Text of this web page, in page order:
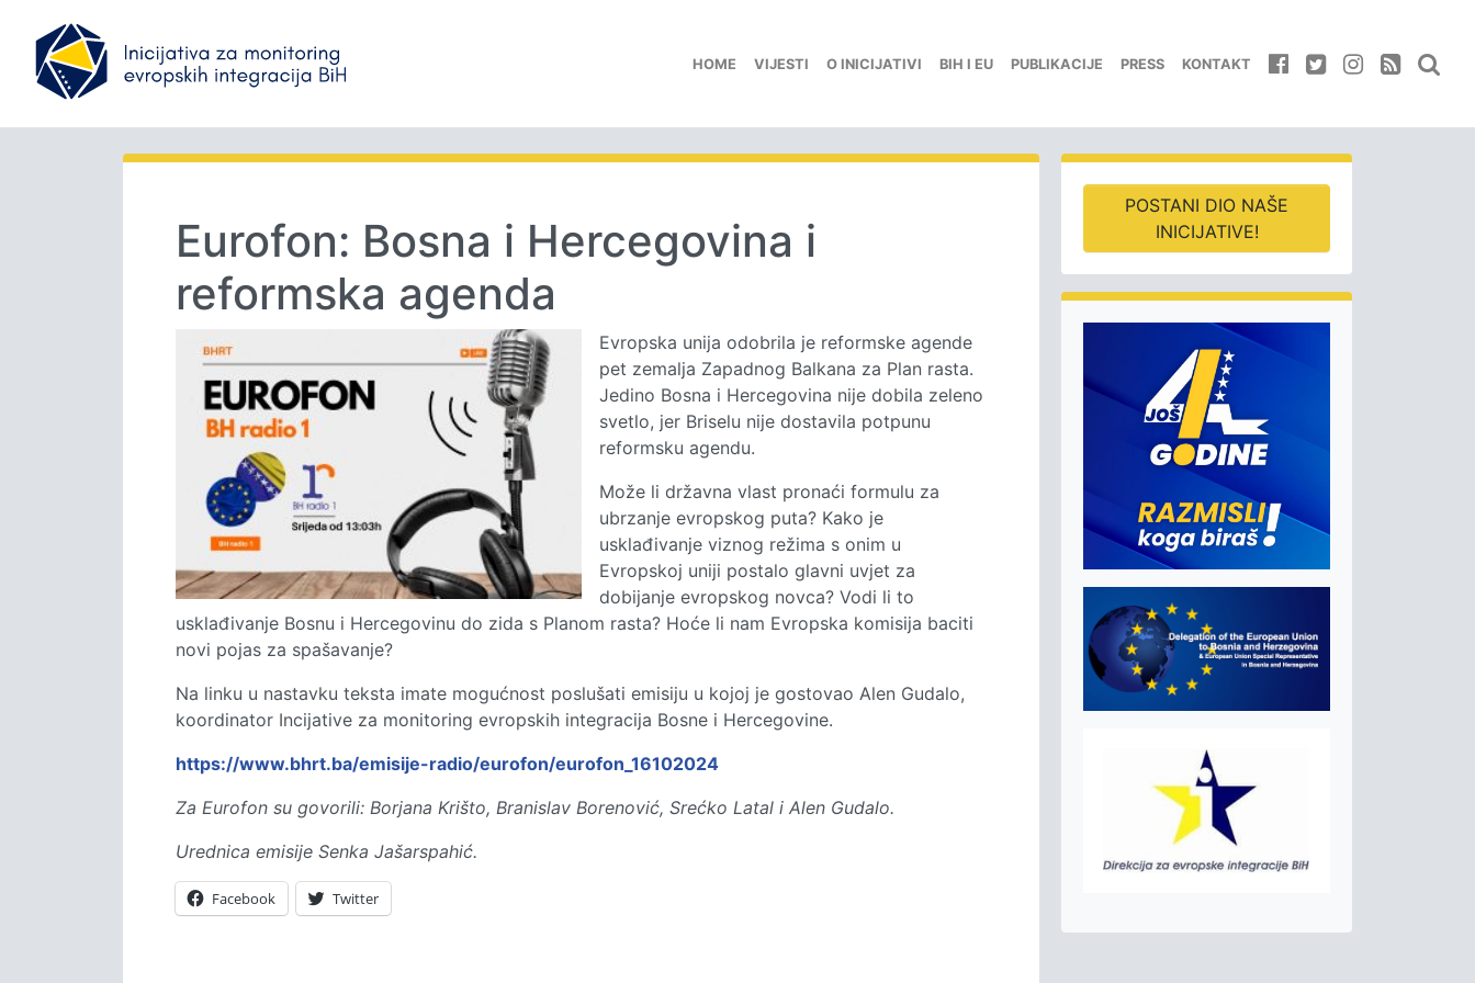
HOME VIJESTI O INICIJATIVI BIH I EU PUBLIKACIJE PRESS KONTAKT
Eurofon: Bosna i Hercegovina i
reformska agenda
Evropska unija odobrila je reformske agende
pet zemalja Zapadnog Balkana za Plan rasta.
Jedino Bosna i Hercegovina nije dobila zeleno
svetlo, jer Briselu nije dostavila potpunu
reformsku agendu.
Može li državna vlast pronaći formulu za
ubrzanje evropskog puta? Kako je
usklađivanje viznog režima s onim u
Evropskoj uniji postalo glavni uvjet za
dobijanje evropskog novca? Vodi li to
usklađivanje Bosnu i Hercegovinu do zida s Planom rasta? Hoće li nam Evropska komisija baciti
novi pojas za spašavanje?
Na linku u nastavku teksta imate mogućnost poslušati emisiju u kojoj je gostovao Alen Gudalo,
koordinator Incijative za monitoring evropskih integracija Bosne i Hercegovine.
https://www.bhrt.ba/emisije-radio/eurofon/eurofon_16102024
Za Eurofon su govorili: Borjana Krišto, Branislav Borenović, Srećko Latal i Alen Gudalo.
Urednica emisije Senka Jašarspahić.
Facebook Twitter
POSTANI DIO NAŠE
INICIJATIVE!